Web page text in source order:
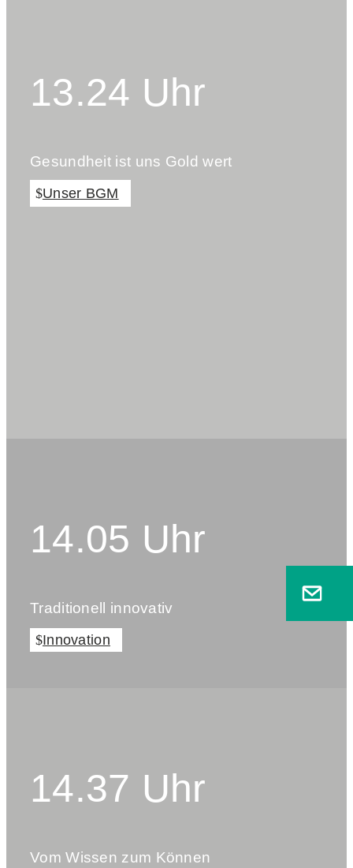
13.24 Uhr
Gesundheit ist uns Gold wert
Unser BGM
14.05 Uhr
Traditionell innovativ
Innovation
14.37 Uhr
Vom Wissen zum Können